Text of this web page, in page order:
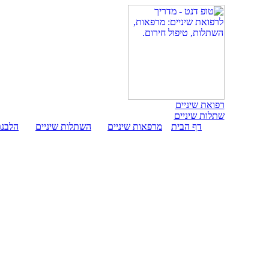
רפואת שיניים
שתלות שיניים
דף הבית
מרפאות שיניים השתלות שיניים